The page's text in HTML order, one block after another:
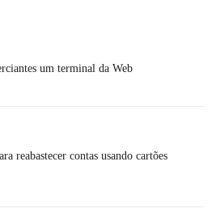
um terminal da Web
reabastecer contas usando cartões